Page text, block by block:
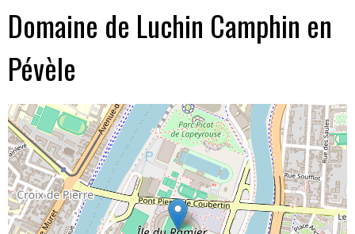
Domaine de Luchin Camphin en
Pévèle